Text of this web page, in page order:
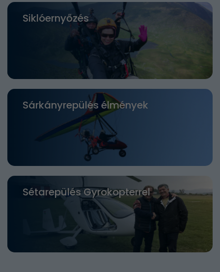
Siklóernyőzés
Sárkányrepülés élmények
Sétarepülés Gyrokopterrel